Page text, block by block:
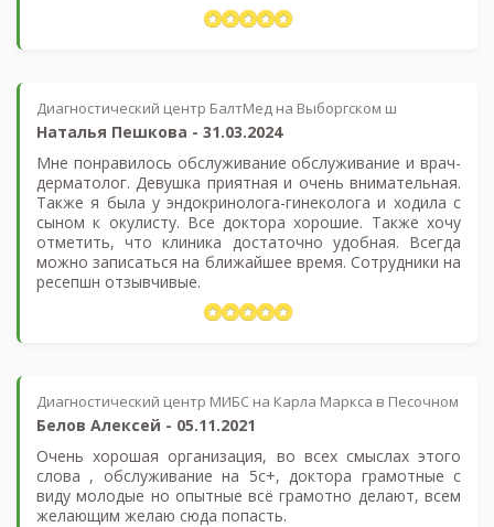
Диагностический центр БалтМед на Выборгском ш
Наталья Пешкова - 31.03.2024
Мне понравилось обслуживание обслуживание и врач-
дерматолог. Девушка приятная и очень внимательная.
Также я была у эндокринолога-гинеколога и ходила с
сыном к окулисту. Все доктора хорошие. Также хочу
отметить, что клиника достаточно удобная. Всегда
можно записаться на ближайшее время. Сотрудники на
ресепшн отзывчивые.
Диагностический центр МИБС на Карла Маркса в Песочном
Белов Алексей - 05.11.2021
Очень хорошая организация, во всех смыслах этого
слова , обслуживание на 5с+, доктора грамотные с
виду молодые но опытные всё грамотно делают, всем
желающим желаю сюда попасть.